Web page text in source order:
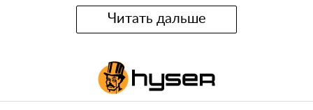
Читать дальше